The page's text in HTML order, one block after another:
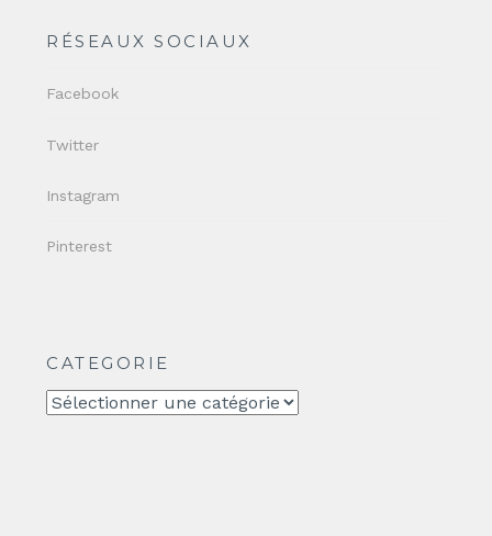
RÉSEAUX SOCIAUX
Facebook
Twitter
Instagram
Pinterest
CATEGORIE
CATEGORIE